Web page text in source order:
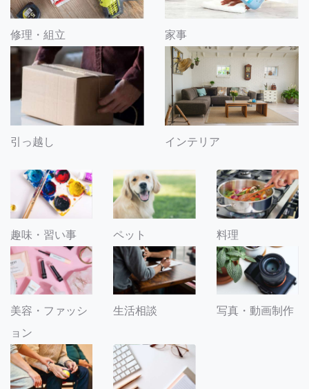
修理・組立 家事
引っ越し インテリア
趣味・習い事 ペット 料理
美容・ファッシ
ョン
生活相談 写真・動画制作